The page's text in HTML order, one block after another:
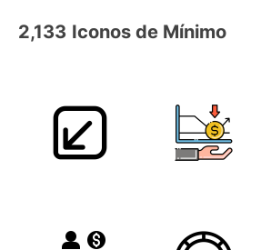
2,133 Iconos de Mínimo